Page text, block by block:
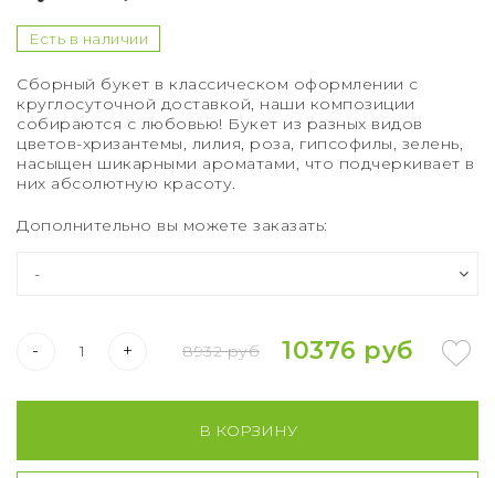
Есть в наличии
Сборный букет в классическом оформлении с
круглосуточной доставкой, наши композиции
собираются с любовью! Букет из разных видов
цветов-хризантемы, лилия, роза, гипсофилы, зелень,
насыщен шикарными ароматами, что подчеркивает в
них абсолютную красоту.
Дополнительно вы можете заказать:
- + 8932 руб 10376 руб
В КОРЗИНУ
Букет из 75 роз
Букет из 101 розы
Букет из 151 розы
Букет из 201 розы